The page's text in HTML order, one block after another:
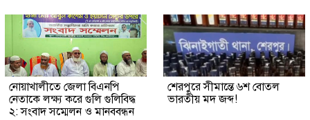
নোয়াখালীতে জেলা বিএনপি
নেতাকে লক্ষ্য করে গুলি গুলিবিদ্ধ
২: সংবাদ সম্মেলন ও মানববন্ধন
শেরপুরে সীমান্তে ৬শ বোতল
ভারতীয় মদ জব্দ!